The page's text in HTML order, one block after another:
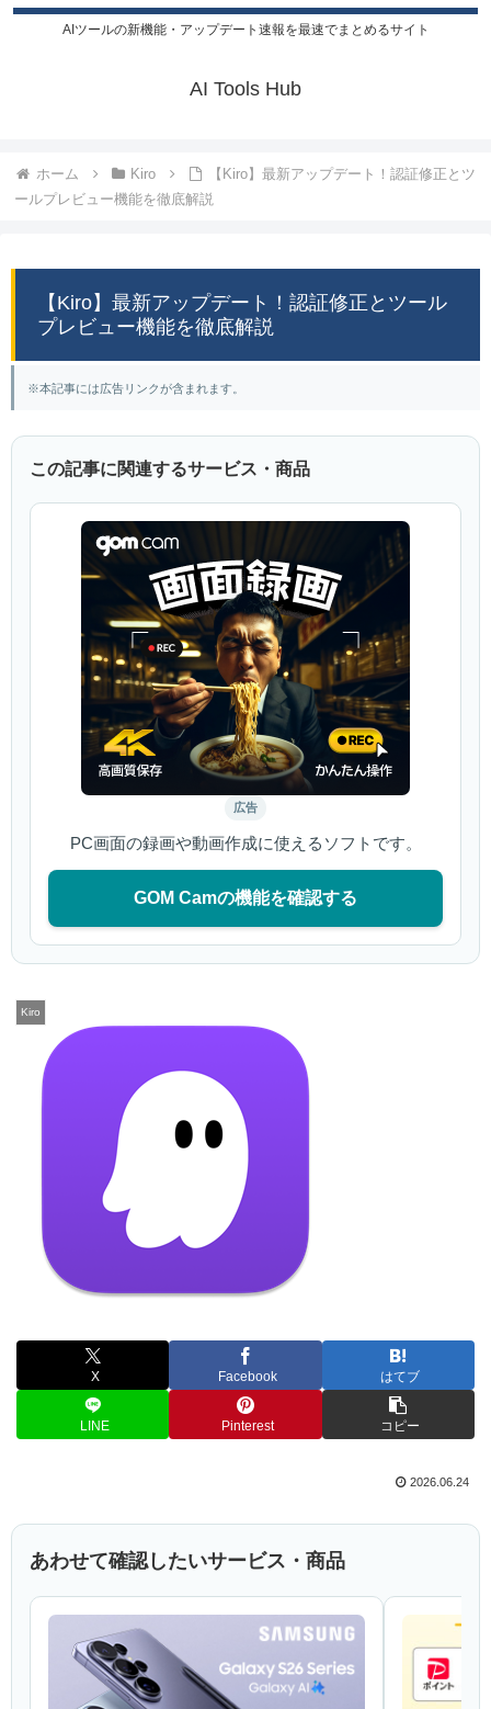
AIツールの新機能・アップデート速報を最速でまとめるサイト
AI Tools Hub
ホーム Kiro
【Kiro】最新アップデート！認証修正とツ
ールプレビュー機能を徹底解説
【Kiro】最新アップデート！認証修正とツール
プレビュー機能を徹底解説
※本記事には広告リンクが含まれます。
この記事に関連するサービス・商品
広告
PC画面の録画や動画作成に使えるソフトです。
GOM Camの機能を確認する
Kiro
X Facebook はてブ
LINE Pinterest コピー
2026.06.24
あわせて確認したいサービス・商品